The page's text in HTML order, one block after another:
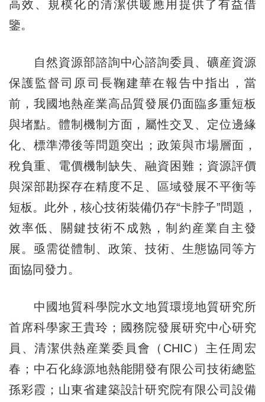
高效、規模化的清潔供暖應用提供了有益借
鑒。
自然資源部諮詢中心諮詢委員、礦産資源
保護監督司原司長鞠建華在報告中指出，當
前，我國地熱産業高品質發展仍面臨多重短板
與堵點。體制機制方面，屬性交叉、定位邊緣
化、標準滯後等問題突出；政策與市場層面，
稅負重、電價機制缺失、融資困難；資源評價
與深部勘探存在精度不足、區域發展不平衡等
短板。此外，核心技術裝備仍存“卡脖子”問題，
效率低、關鍵技術不成熟，制約産業自主發
展。亟需從體制、政策、技術、生態協同等方
面協同發力。
中國地質科學院水文地質環境地質研究所
首席科學家王貴玲；國務院發展研究中心研究
員、清潔供熱産業委員會（CHIC）主任周宏
春；中石化綠源地熱能開發有限公司技術總監
孫彩霞；山東省建築設計研究院有限公司設備